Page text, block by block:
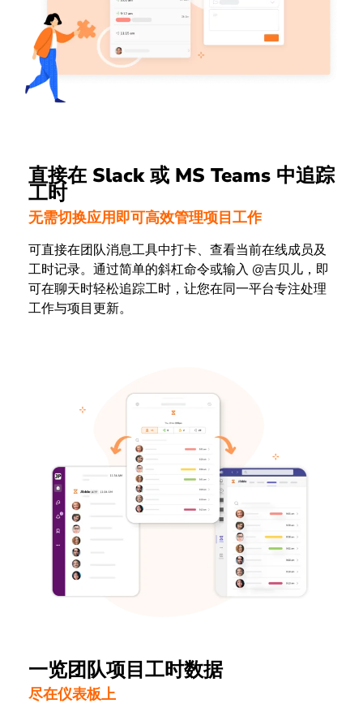
直接在 Slack 或 MS Teams 中追踪
工时
无需切换应用即可高效管理项目工作
可直接在团队消息工具中打卡、查看当前在线成员及
工时记录。通过简单的斜杠命令或输入 @吉贝儿，即
可在聊天时轻松追踪工时，让您在同一平台专注处理
工作与项目更新。
一览团队项目工时数据
尽在仪表板上